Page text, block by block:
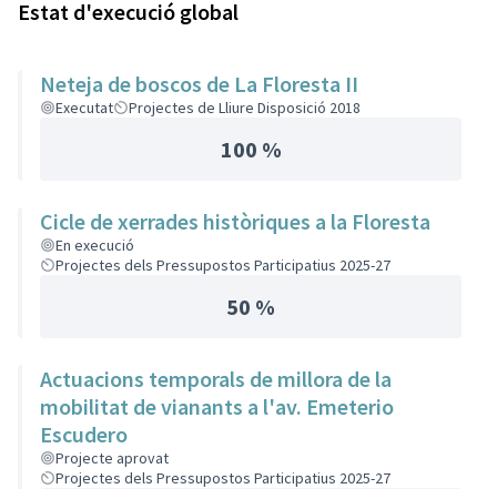
Estat d'execució global
Neteja de boscos de La Floresta II
Executat Projectes de Lliure Disposició 2018
100 %
Cicle de xerrades històriques a la Floresta
En execució
Projectes dels Pressupostos Participatius 2025-27
50 %
Actuacions temporals de millora de la
mobilitat de vianants a l'av. Emeterio
Escudero
Projecte aprovat
Projectes dels Pressupostos Participatius 2025-27